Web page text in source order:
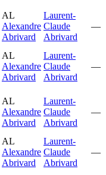
AL
Alexandre
Abrivard
Laurent-
Claude
Abrivard
—
AL
Alexandre
Abrivard
Laurent-
Claude
Abrivard
—
AL
Alexandre
Abrivard
Laurent-
Claude
Abrivard
—
AL
Alexandre
Abrivard
Laurent-
Claude
Abrivard
—